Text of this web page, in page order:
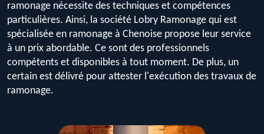
ramonage nécessite des techniques et compétences
particulières. Ainsi, la société Lobry Ramonage qui est
spécialisée en ramonage à Chenoise propose leur service
à un prix abordable. Ce sont des professionnels
compétents et disponibles à tout moment. De plus, un
certain est délivré pour attester l'exécution des travaux de
ramonage.